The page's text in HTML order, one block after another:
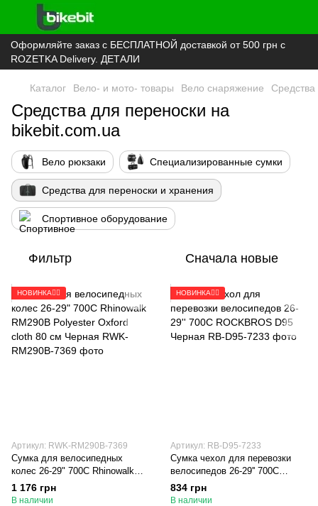
Оформляйте заказ с БЕСПЛАТНОЙ доставкой от 500 грн с
ROZETKA Delivery. ДЕТАЛИ
Каталог Вело- и мото- товары Вело снаряжение
Средства для переноски на
bikebit.com.ua
Вело рюкзаки Специализированные сумки
Средства для переноски и хранения
Спортивное оборудование
Фильтр Сначала новые
НОВИНКА🚴‍♂️
Артикул: RWK-RM290B-7369
Сумка для велосипедных
колес 26-29" 700C Rhinowalk
RM290B Polyester Oxford cloth
80 см Черная
1 176 грн
В наличии
НОВИНКА🚴‍♂️
Артикул: RB-D95-7233
Сумка чехол для перевозки
велосипедов 26-29'' 700C
ROCKBROS D95 Черная
834 грн
В наличии